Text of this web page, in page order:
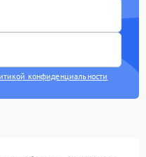
конфиденциальности